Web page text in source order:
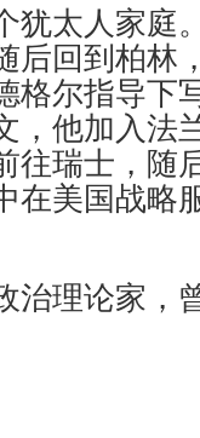
犹太人家庭
后回到柏林
格尔指导下
，他加入法
往瑞士，随
在美国战略
治理论家，